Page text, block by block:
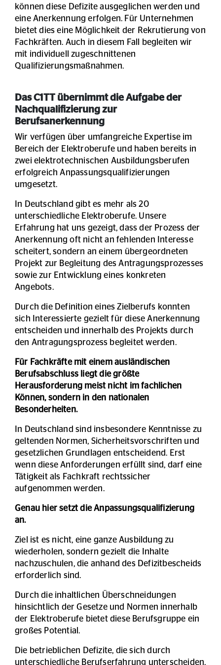
können diese Defizite ausgeglichen werden und
eine Anerkennung erfolgen. Für Unternehmen
bietet dies eine Möglichkeit der Rekrutierung von
Fachkräften. Auch in diesem Fall begleiten wir
mit individuell zugeschnittenen
Qualifizierungsmaßnahmen.
Das C1TT übernimmt die Aufgabe der
Nachqualifizierung zur
Berufsanerkennung
Wir verfügen über umfangreiche Expertise im
Bereich der Elektroberufe und haben bereits in
zwei elektrotechnischen Ausbildungsberufen
erfolgreich Anpassungsqualifizierungen
umgesetzt.
In Deutschland gibt es mehr als 20
unterschiedliche Elektroberufe. Unsere
Erfahrung hat uns gezeigt, dass der Prozess der
Anerkennung oft nicht an fehlenden Interesse
scheitert, sondern an einem übergeordneten
Projekt zur Begleitung des Antragungsprozesses
sowie zur Entwicklung eines konkreten
Angebots.
Durch die Definition eines Zielberufs konnten
sich Interessierte gezielt für diese Anerkennung
entscheiden und innerhalb des Projekts durch
den Antragungsprozess begleitet werden.
Für Fachkräfte mit einem ausländischen
Berufsabschluss liegt die größte
Herausforderung meist nicht im fachlichen
Können, sondern in den nationalen
Besonderheiten.
In Deutschland sind insbesondere Kenntnisse zu
geltenden Normen, Sicherheitsvorschriften und
gesetzlichen Grundlagen entscheidend. Erst
wenn diese Anforderungen erfüllt sind, darf eine
Tätigkeit als Fachkraft rechtssicher
aufgenommen werden.
Genau hier setzt die Anpassungsqualifizierung
an.
Ziel ist es nicht, eine ganze Ausbildung zu
wiederholen, sondern gezielt die Inhalte
nachzuschulen, die anhand des Defizitbescheids
erforderlich sind.
Durch die inhaltlichen Überschneidungen
hinsichtlich der Gesetze und Normen innerhalb
der Elektroberufe bietet diese Berufsgruppe ein
großes Potential.
Die betrieblichen Defizite, die sich durch
unterschiedliche Berufserfahrung unterscheiden,